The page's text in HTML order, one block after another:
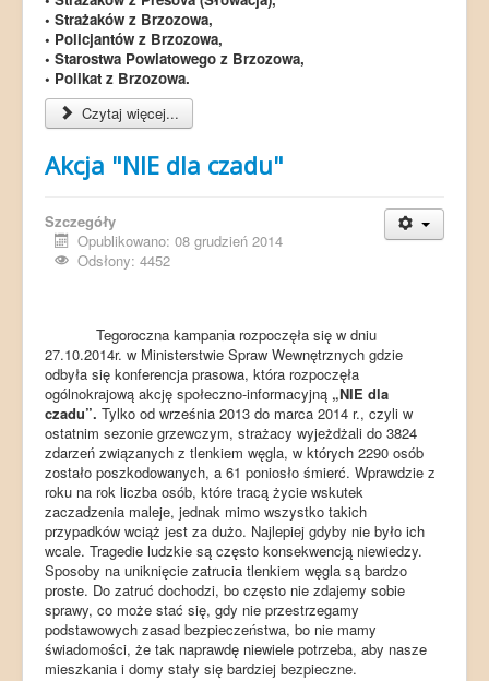
• Strażaków z Brzozowa,
• Policjantów z Brzozowa,
• Starostwa Powiatowego z Brzozowa,
• Polikat z Brzozowa.
Czytaj więcej...
Akcja "NIE dla czadu"
Szczegóły
Opublikowano: 08 grudzień 2014
Odsłony: 4452
Tegoroczna kampania rozpoczęła się w dniu
27.10.2014r. w Ministerstwie Spraw Wewnętrznych gdzie
odbyła się konferencja prasowa, która rozpoczęła
ogólnokrajową akcję społeczno-informacyjną „NIE dla
czadu”. Tylko od września 2013 do marca 2014 r., czyli w
ostatnim sezonie grzewczym, strażacy wyjeżdżali do 3824
zdarzeń związanych z tlenkiem węgla, w których 2290 osób
zostało poszkodowanych, a 61 poniosło śmierć. Wprawdzie z
roku na rok liczba osób, które tracą życie wskutek
zaczadzenia maleje, jednak mimo wszystko takich
przypadków wciąż jest za dużo. Najlepiej gdyby nie było ich
wcale. Tragedie ludzkie są często konsekwencją niewiedzy.
Sposoby na uniknięcie zatrucia tlenkiem węgla są bardzo
proste. Do zatruć dochodzi, bo często nie zdajemy sobie
sprawy, co może stać się, gdy nie przestrzegamy
podstawowych zasad bezpieczeństwa, bo nie mamy
świadomości, że tak naprawdę niewiele potrzeba, aby nasze
mieszkania i domy stały się bardziej bezpieczne.